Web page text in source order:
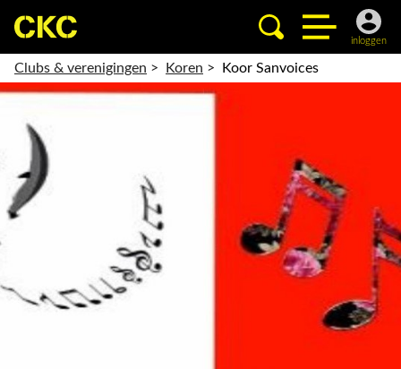
inloggen
Clubs & verenigingen > Koren > Koor Sanvoices